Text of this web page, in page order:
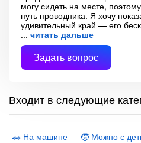
могу сидеть на месте,
путь проводника. Я хочу
удивительный край — его
читать дальше
Задать вопрос
Входит в следующие
🚗 На машине
🧒 Можно с